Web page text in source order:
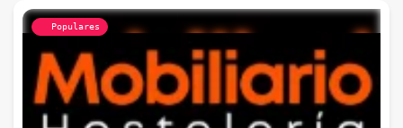
Populares